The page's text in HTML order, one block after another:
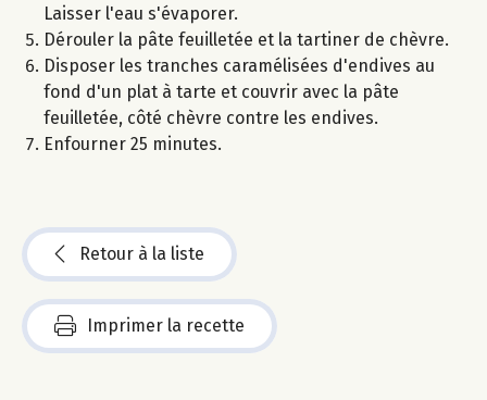
Laisser l'eau s'évaporer.
Dérouler la pâte feuilletée et la tartiner de chèvre.
Disposer les tranches caramélisées d'endives au
fond d'un plat à tarte et couvrir avec la pâte
feuilletée, côté chèvre contre les endives.
Enfourner 25 minutes.
Retour à la liste
Imprimer la recette